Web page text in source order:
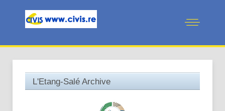
L'Etang-Salé Archive